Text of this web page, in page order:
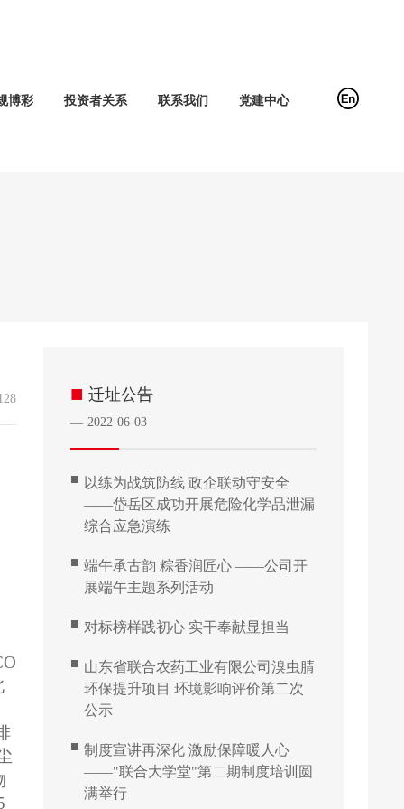
博彩 投资者关系 联系我们 党建中心
■ 迁址公告
— 2022-06-03
■ 以练为战筑防线 政企联动守安全
——岱岳区成功开展危险化学品泄漏
综合应急演练
■ 端午承古韵 粽香润匠心 ——公司开
展端午主题系列活动
■ 对标榜样践初心 实干奉献显担当
■ 山东省联合农药工业有限公司溴虫腈
环保提升项目 环境影响评价第二次
公示
■ 制度宣讲再深化 激励保障暖人心
——"联合大学堂"第二期制度培训圆
满举行